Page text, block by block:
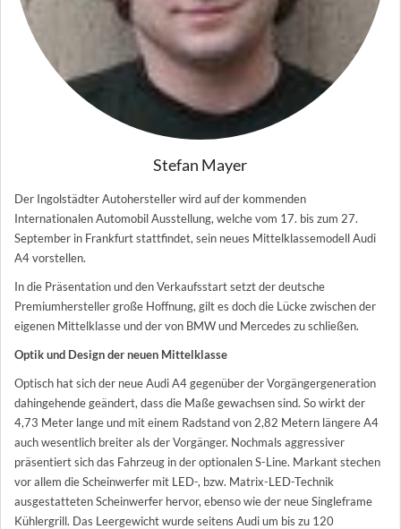
Stefan Mayer
Der Ingolstädter Autohersteller wird auf der kommenden
Internationalen Automobil Ausstellung, welche vom 17. bis zum 27.
September in Frankfurt stattfindet, sein neues Mittelklassemodell Audi
A4 vorstellen.
In die Präsentation und den Verkaufsstart setzt der deutsche
Premiumhersteller große Hoffnung, gilt es doch die Lücke zwischen der
eigenen Mittelklasse und der von BMW und Mercedes zu schließen.
Optik und Design der neuen Mittelklasse
Optisch hat sich der neue Audi A4 gegenüber der Vorgängergeneration
dahingehende geändert, dass die Maße gewachsen sind. So wirkt der
4,73 Meter lange und mit einem Radstand von 2,82 Metern längere A4
auch wesentlich breiter als der Vorgänger. Nochmals aggressiver
präsentiert sich das Fahrzeug in der optionalen S-Line. Markant stechen
vor allem die Scheinwerfer mit LED-, bzw. Matrix-LED-Technik
ausgestatteten Scheinwerfer hervor, ebenso wie der neue Singleframe
Kühlergrill. Das Leergewicht wurde seitens Audi um bis zu 120